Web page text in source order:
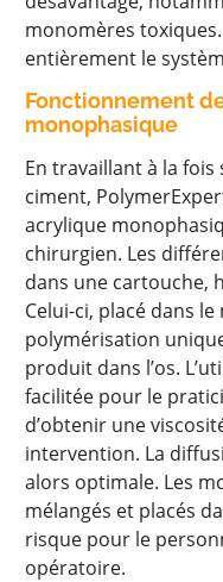
monomères
entièrement le
Fonctionnement
monophasique
En travaillant à la
ciment,
acrylique
chirurgien. Les
dans une cartouche,
Celui-ci, placé dans
polymérisation
produit dans l’os.
facilitée pour le
d’obtenir une
intervention. La
alors optimale. Les
mélangés et placés
risque pour le
opératoire.